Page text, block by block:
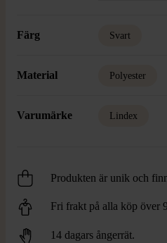
Färg Svart
Material Polyester
Varumärke Lindex
Produkten är unik och
Fri frakt på alla köp över
14 dagars ångerrät.